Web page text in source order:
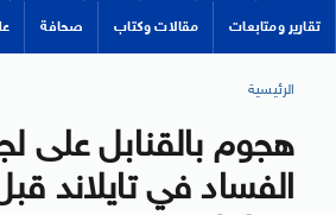
تقارير ومتابعات مقالات وكتاب صحافة
الرئيسية
هجوم بالقنابل على
الفساد في تايلاند